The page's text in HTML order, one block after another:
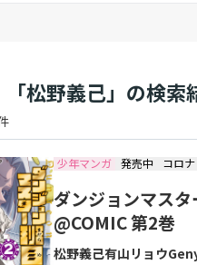
松野義己」の検索
少年マンガ 発売中 コロ
ダンジョンマス
@COMIC 第2巻
松野義己有山リョウ